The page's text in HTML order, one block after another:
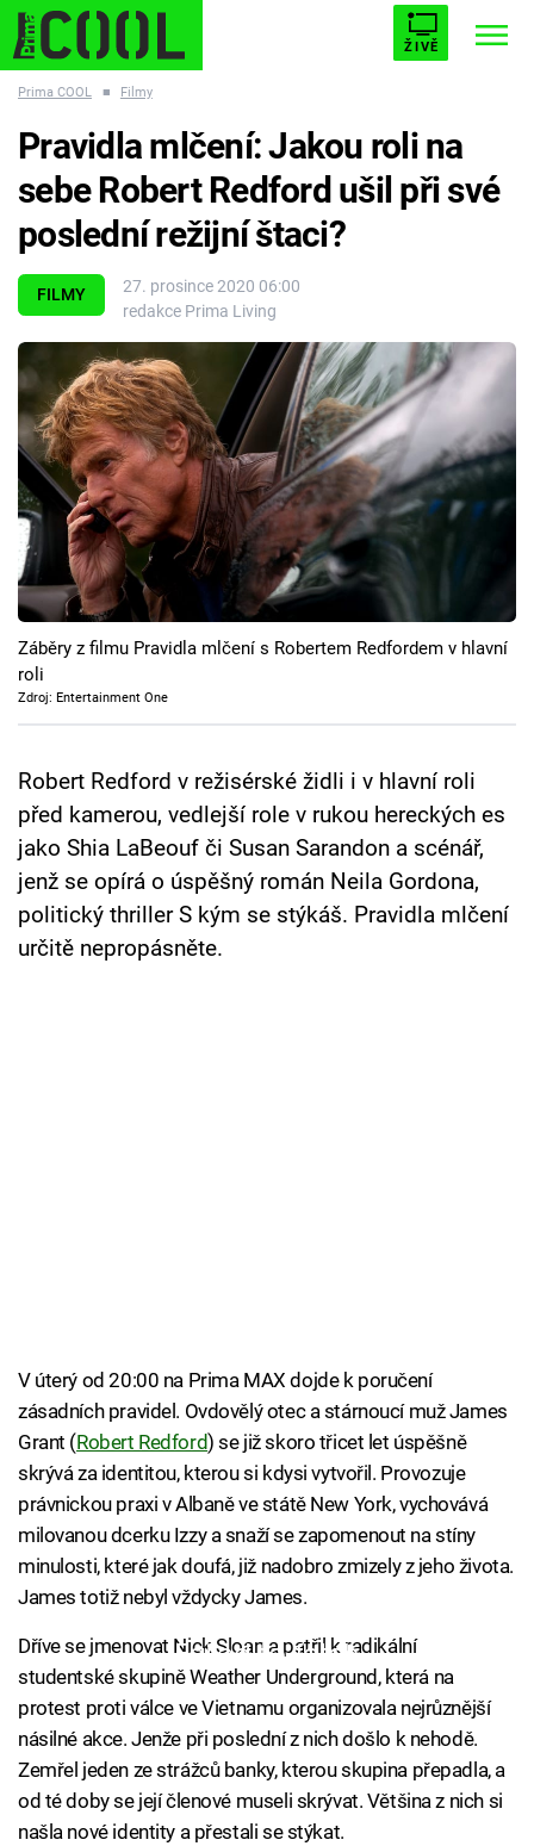
ŽIVĚ
ESCAPE PLNEJ KOTEL AVENGERS 5
Témata
Filmy
Seriály
Hry
Cool Esport
Pořady
TV Program
Sledujte prima+
Přihlášení
Sledujte nás
Prima COOL ■ Filmy
FILMY
27. prosince 2020 06:00
redakce Prima Living
Pravidla mlčení: Jakou roli na
sebe Robert Redford ušil při své
poslední režijní štaci?
Záběry z filmu Pravidla mlčení s Robertem Redfordem v hlavní
roli
Zdroj: Entertainment One
Robert Redford v režisérské židli i v hlavní roli
před kamerou, vedlejší role v rukou hereckých es
jako Shia LaBeouf či Susan Sarandon a scénář,
jenž se opírá o úspěšný román Neila Gordona,
politický thriller S kým se stýkáš. Pravidla mlčení
určitě nepropásněte.
V úterý od 20:00 na Prima MAX dojde k poručení
zásadních pravidel. Ovdovělý otec a stárnoucí muž James
Grant (Robert Redford) se již skoro třicet let úspěšně
skrývá za identitou, kterou si kdysi vytvořil. Provozuje
právnickou praxi v Albaně ve státě New York, vychovává
milovanou dcerku Izzy a snaží se zapomenout na stíny
minulosti, které jak doufá, již nadobro zmizely z jeho života.
James totiž nebyl vždycky James.
Failed to fetch
Dříve se jmenovat Nick Sloan a patřil k radikální
studentské skupině Weather Underground, která na
protest proti válce ve Vietnamu organizovala nejrůznější
násilné akce. Jenže při poslední z nich došlo k nehodě.
Zemřel jeden ze strážců banky, kterou skupina přepadla, a
od té doby se její členové museli skrývat. Většina z nich si
našla nové identity a přestali se stýkat.